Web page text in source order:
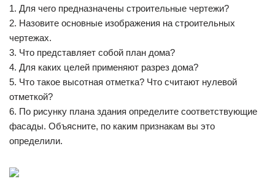
1. Для чего предназначены строительные чертежи?
2. Назовите основные изображения на строительных
чертежах.
3. Что представляет собой план дома?
4. Для каких целей применяют разрез дома?
5. Что такое высотная отметка? Что считают нулевой
отметкой?
6. По рисунку плана здания определите соответствующие
фасады. Объясните, по каким признакам вы это
определили.